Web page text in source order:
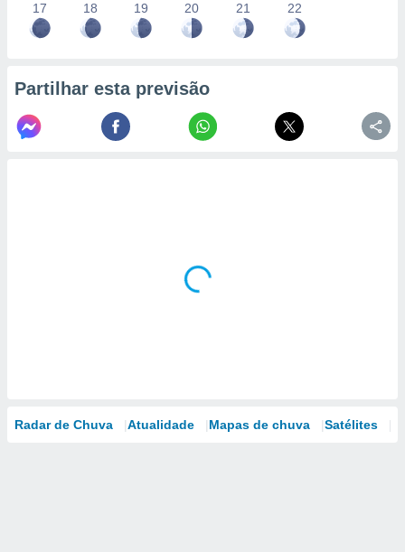
17 18 19 20 21 22
Partilhar esta previsão
Radar de Chuva Atualidade Mapas de chuva Satélites